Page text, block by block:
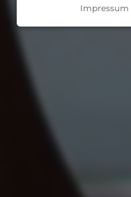
Impressum